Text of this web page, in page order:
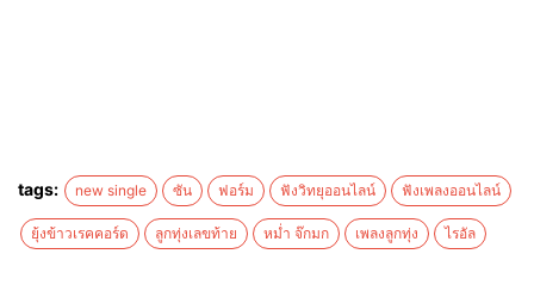
tags: new single ซัน ฟอร์ม ฟังวิทยุออนไลน์ ฟังเพลงออนไลน์
ยุ้งข้าวเรคคอร์ด ลูกทุ่งเลขท้าย หม่ำ จ๊กมก เพลงลูกทุ่ง ไรอัล